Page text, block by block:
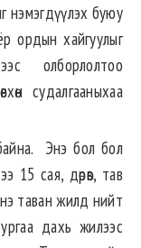
нэмэгдүүлэх буюу
ордын хайгуулыг
олборлолтоо
судалгааныхаа
Энэ бол бол
сая, дөрөв, тав
таван жилд нийт
дахь жилээс